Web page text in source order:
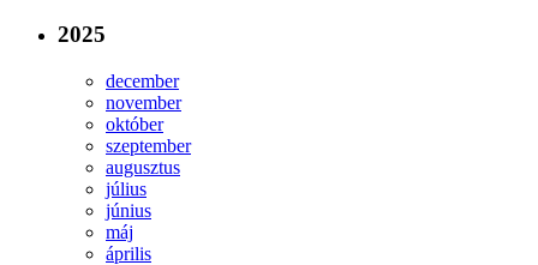
2025
december
november
október
szeptember
augusztus
július
június
máj
április